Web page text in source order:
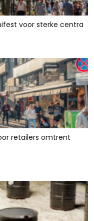
voor sterke centra
retailers omtrent